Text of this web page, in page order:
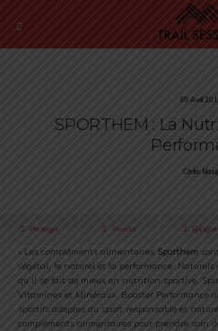
30 Avril
SPORTHEM : La
Cédric
Partager Tweeter Épingler
« Les compléments alimentaires Sporthem
végétal, le naturel et la performance. Naturels
qu’il se fait de mieux en nutrition sportive.
Vitamines et Minéraux, Booster Performance
sportifs adeptes du sport responsable et
compléments alimentaires pour prendre soin